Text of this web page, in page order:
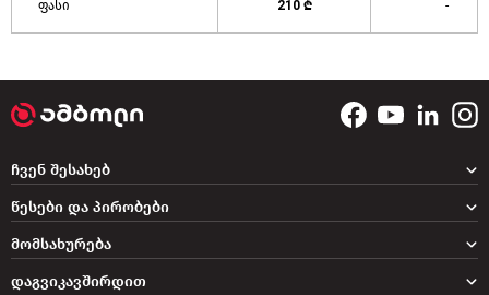
ფასი 210 ₾ -
დაგვიკავშირდით
ჩვენ შესახებ
წესები და პირობები
მომსახურება